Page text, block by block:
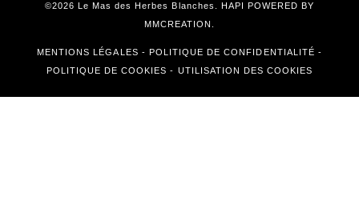
©2026 Le Mas des Herbes Blanches. HAPI POWERED BY
MMCREATION.
MENTIONS LÉGALES - POLITIQUE DE CONFIDENTIALITÉ -
POLITIQUE DE COOKIES - UTILISATION DES COOKIES